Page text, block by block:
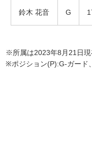
鈴木 花音 G
※所属は2023年8月21日
※ポジション(P):G-ガード